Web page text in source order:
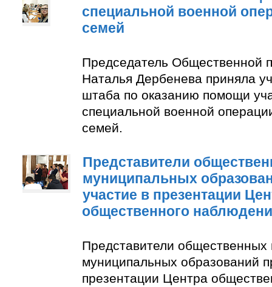
специальной военной
семей
Председатель Общественной
Наталья Дербенева приняла
штаба по оказанию помощи
специальной военной
семей.
Представители
муниципальных
участие в презентации
общественного
Представители общественных
муниципальных образований
презентации Центра